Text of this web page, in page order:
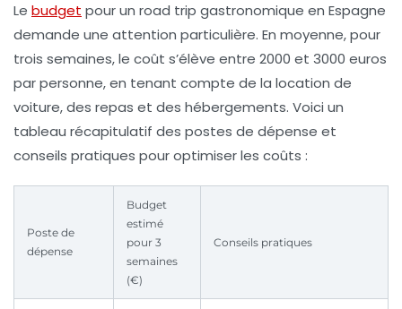
Le budget pour un road trip gastronomique en Espagne
demande une attention particulière. En moyenne, pour
trois semaines, le coût s’élève entre 2000 et 3000 euros
par personne, en tenant compte de la location de
voiture, des repas et des hébergements. Voici un
tableau récapitulatif des postes de dépense et
conseils pratiques pour optimiser les coûts :
Poste de
dépense
Budget
estimé
pour 3
semaines
(€)
Conseils pratiques